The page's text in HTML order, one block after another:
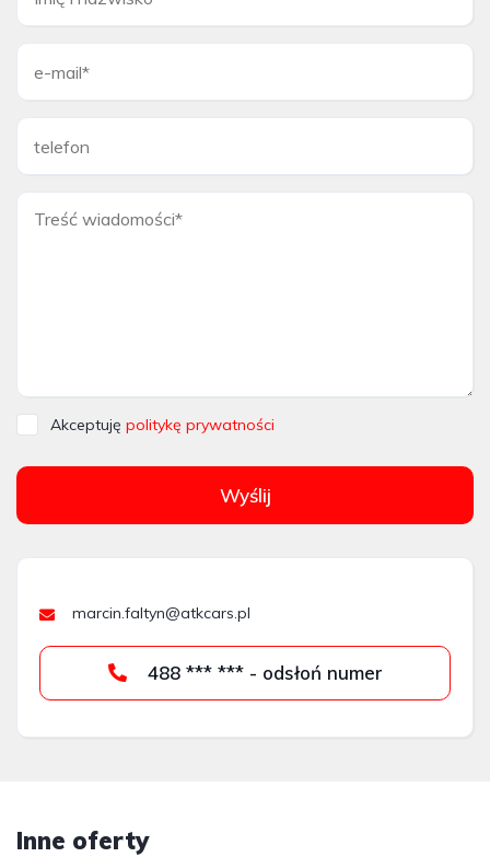
Akceptuję politykę prywatności
Wyślij
marcin.faltyn@atkcars.pl
488 *** *** - odsłoń numer
Inne oferty